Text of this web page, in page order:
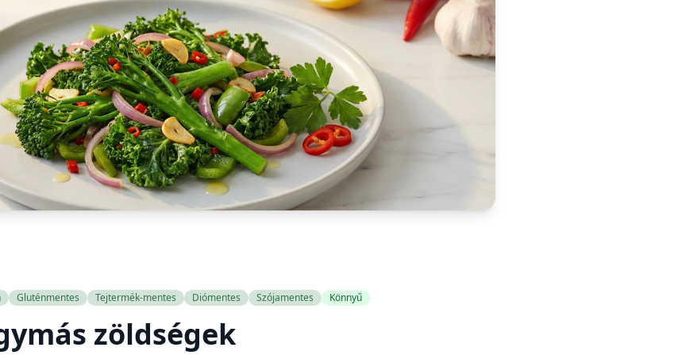
Gluténmentes Tejtermék-mentes Diómentes Szójamentes Könnyű
zöldségek